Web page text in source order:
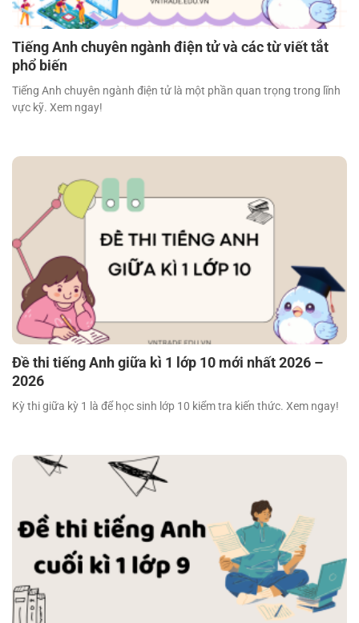
Tiếng Anh chuyên ngành điện tử và các từ viết tắt
phổ biến
Tiếng Anh chuyên ngành điện tử là một phần quan trọng trong lĩnh
vực kỹ. Xem ngay!
Đề thi tiếng Anh giữa kì 1 lớp 10 mới nhất 2026 –
2026
Kỳ thi giữa kỳ 1 là để học sinh lớp 10 kiểm tra kiến thức. Xem ngay!